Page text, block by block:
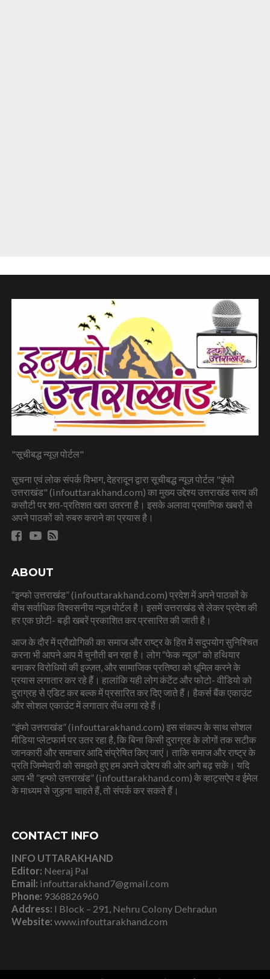
"सूचीबद्ध न्यूज़ पोर्टल"
सूचना एवं लोक संपर्क विभाग, देहरादून द्वारा सूचीबद्ध न्यूज़ पोर्टल "इंफो
उत्तराखंड" (infouttarakhand.com) का मुख्य उद्देश्य उत्तराखंड सत्य की
कसौटी पर शत-प्रतिशत खरा उतरना है। इसके अलावा प्रमाणिक खबरों से
अपने पाठकों को रुबरु कराने का प्रयास है।
ABOUT
“इन्फो उत्तराखंड” (infouttarakhand.com) प्रदेश में अपने पाठकों के
बीच सर्वाधिक विश्वसनीय न्यूज पोर्टल है। इसमें उत्तराखंड से लेकर प्रदेश की
हर एक छोटी- बड़ी खबरें प्रकाशित कर प्रसारित की जाती है।
आज के दौर में प्रौद्योगिकी का समाज और राष्ट्र के हित में सदुपयोग सुनिश्चित
करना भी आपने आप में चुनौती बन रहा है। लोग “फेक न्यूज” को हथियार
बनाकर विरोधियों की इज्ज़त, और सामाजिक प्रतिष्ठा को धूमिल करने के
प्रयास लगातार कर रहे हैं। हालांकि यही लोग कंटेंट और फोटो- वीडियो को
दुराग्रह से एडिट कर बल्क में प्रसारित कर दिए जाते हैं। हैकर्स बैंक एकाउंट
और सोशल एकाउंट में लगातार सेंध लगा रहे हैं।
“इंफो उत्तराखंड” (infouttarakhand.com) इस संकल्प के साथ सोशल
मीडिया प्लेटफार्म पर उतर रहा है, कि बिना किसी दुराग्रह के लोगों तक सटीक
जानकारी और समाचार आदि संप्रेषित किए जाएं। ताकि समाज और राष्ट्र के
प्रति जिम्मेदारी को समझते हुए हम अपने उद्देश्य की ओर आगे बढ़ सकें। यदि
आप भी “इन्फो उत्तराखंड” (infouttarakhand.com) के व्हाट्सऐप व ईमेल
के माध्यम से जुड़ना चाहते हैं, तो संपर्क कर सकते हैं।
CONTACT INFO
INFO UTTARAKHAND
Editor: Neeraj Pal
Email: infouttarakhand7@gmail.com
Phone: 9368826960
Address: I Block – 291, Nehru Colony Dehradun
Website: www.infouttarakhand.com